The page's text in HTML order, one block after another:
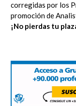
corregidas por los
promoción de
¡No pierdas tu